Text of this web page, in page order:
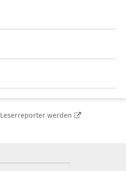
Leserreporter werden